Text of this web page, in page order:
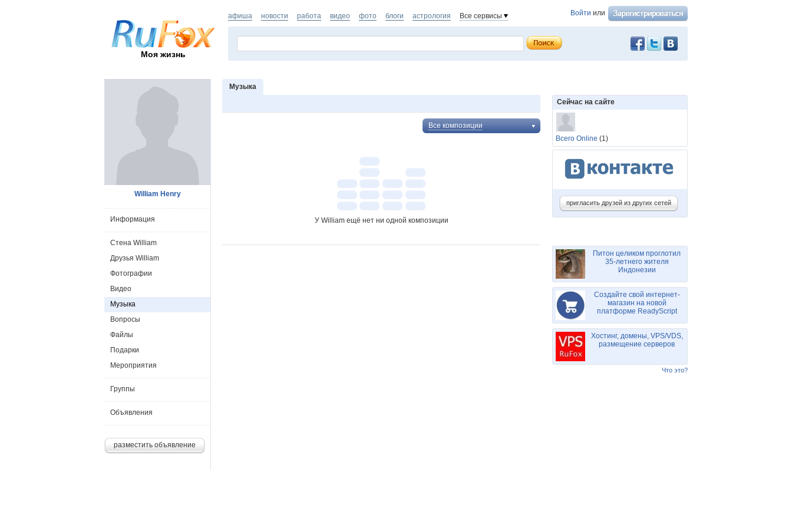
Моя жизнь
Войти или
афиша новости работа видео фото блоги астрология Все сервисы
Музыка
Все композиции
У William ещё нет ни одной композиции
William Henry
Информация
Стена William
Друзья William
Фотографии
Видео
Музыка
Вопросы
Файлы
Подарки
Мероприятия
Группы
Объявления
разместить объявление
Сейчас на сайте
Всего Online (1)
пригласить друзей из других сетей
Питон целиком проглотил
35-летнего жителя
Индонезии
Создайте свой интернет-
магазин на новой
платформе ReadyScript
Хостинг, домены, VPS/VDS,
размещение серверов
Что это?